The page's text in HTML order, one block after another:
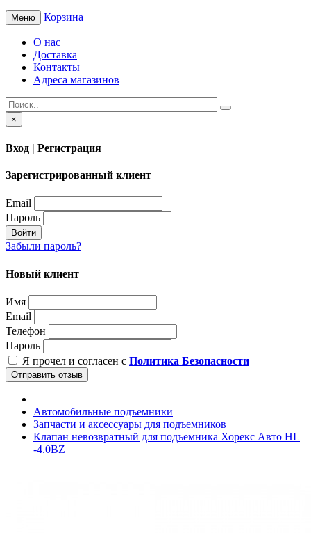
Меню Корзина
О нас
Доставка
Контакты
Адреса магазинов
×
Вход | Регистрация
Зарегистрированный клиент
Email
Пароль
Войти
Забыли пароль?
Новый клиент
Имя
Email
Телефон
Пароль
Я прочел и согласен с Политика Безопасности
Отправить отзыв
Автомобильные подъемники
Запчасти и аксессуары для подъемников
Клапан невозвратный для подъемника Хорекс Авто HL
-4.0BZ